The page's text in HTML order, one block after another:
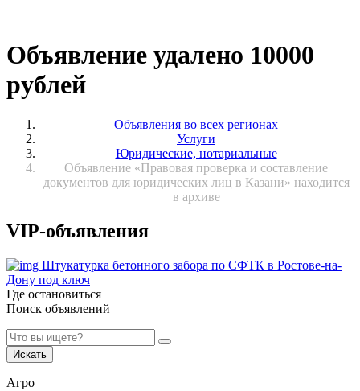
Объявление удалено 10000
рублей
Объявления во всех регионах
Услуги
Юридические, нотариальные
Объявление «Правовая проверка и составление
документов для юридических лиц в Казани» находится
в архиве
VIP-объявления
Штукатурка бетонного забора по СФТК в Ростове-на-
Дону под ключ
Где остановиться
Поиск объявлений
Искать
Агро